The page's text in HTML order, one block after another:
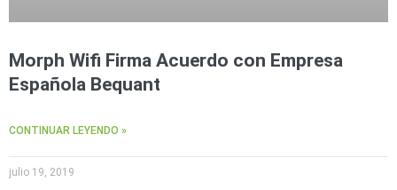
Morph Wifi Firma Acuerdo con Empresa
Española Bequant
CONTINUAR LEYENDO »
julio 19, 2019